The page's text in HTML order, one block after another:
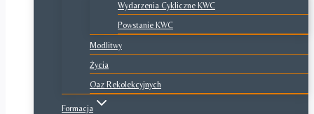
Wydarzenia Cykliczne KWC
Powstanie KWC
Modlitwy
Życia
Oaz Rekolekcyjnych
Formacja